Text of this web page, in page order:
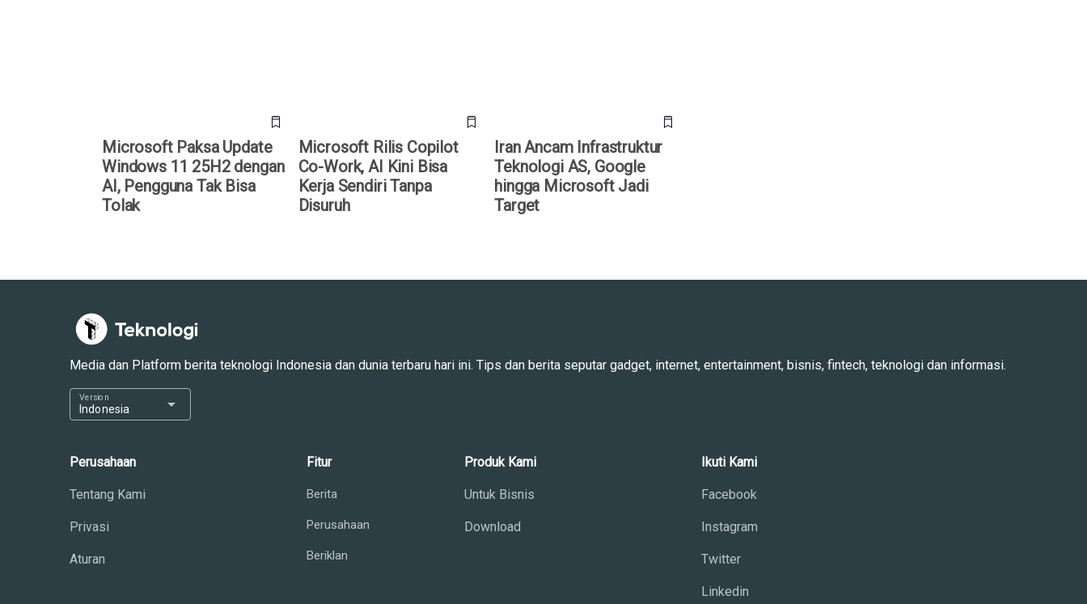
Microsoft Paksa Update
Windows 11 25H2 dengan
AI, Pengguna Tak Bisa
Tolak
Microsoft Rilis Copilot
Co-Work, AI Kini Bisa
Kerja Sendiri Tanpa
Disuruh
Iran Ancam Infrastruktur
Teknologi AS, Google
hingga Microsoft Jadi
Target
Media dan Platform berita teknologi Indonesia dan dunia terbaru hari ini. Tips dan berita seputar gadget, internet, entertainment, bisnis, fintech, teknologi dan informasi.
Indonesia
Version arrow_drop_down
Perusahaan
Tentang Kami
Privasi
Aturan
Fitur
Berita
Perusahaan
Beriklan
Produk Kami
Untuk Bisnis
Download
Ikuti Kami
Facebook
Instagram
Twitter
Linkedin